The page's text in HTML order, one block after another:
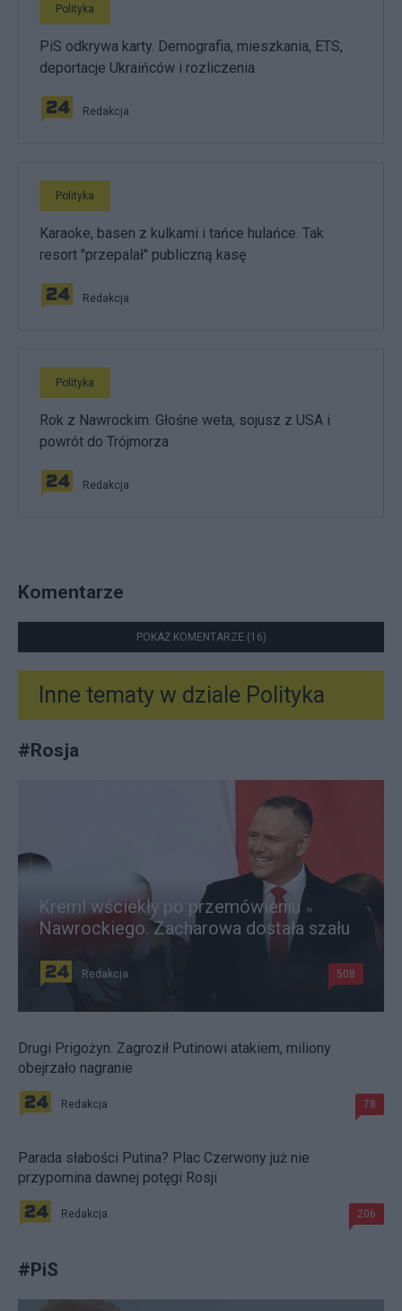
Polityka
PiS odkrywa karty. Demografia, mieszkania, ETS,
deportacje Ukraińców i rozliczenia
Redakcja
Polityka
Karaoke, basen z kulkami i tańce hulańce. Tak
resort "przepalał" publiczną kasę
Redakcja
Polityka
Rok z Nawrockim. Głośne weta, sojusz z USA i
powrót do Trójmorza
Redakcja
Komentarze
POKAŻ KOMENTARZE (16)
Inne tematy w dziale Polityka
#Rosja
Kreml wściekły po przemówieniu
Nawrockiego. Zacharowa dostała szału
Redakcja 508
Drugi Prigożyn. Zagroził Putinowi atakiem, miliony
obejrzało nagranie
Redakcja 78
Parada słabości Putina? Plac Czerwony już nie
przypomina dawnej potęgi Rosji
Redakcja 206
#PiS